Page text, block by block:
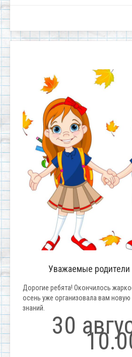
Уважаемые родители
Дорогие ребята! Окончилось
осень уже организовала вам новую
знаний.
30